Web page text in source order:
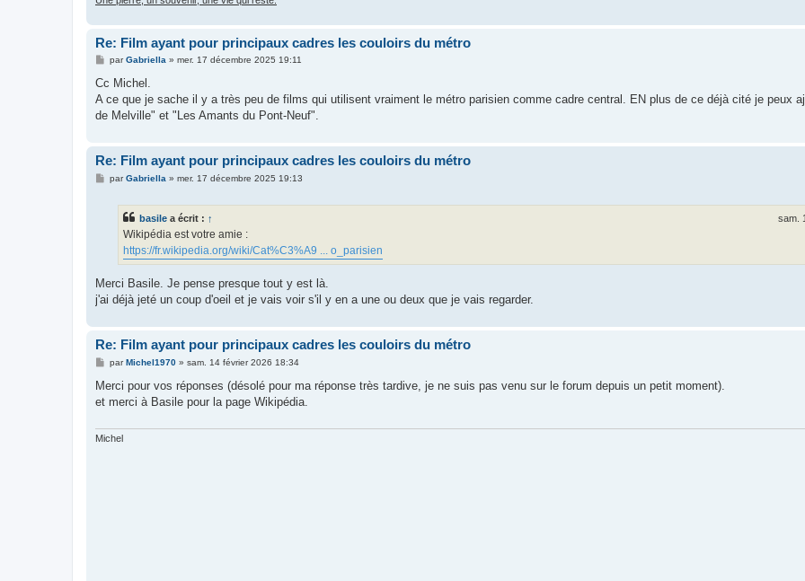
Re: Film ayant pour principaux cadres les couloirs du métro
M
s
a
g
parGabriella » mer. 17 décembre 2025 19:11
Cc Michel.
A ce que je sache il y a très peu de films qui utilisent vraiment le métro parisien comme cadre central. EN plus de ce déjà cité je peux
de Melville" et "Les Amants du Pont-Neuf".
Re: Film ayant pour principaux cadres les couloirs du métro
MparGabriella » mer. 17 décembre 2025 19:13
basile a écrit : ↑ sam.
Wikipédia est votre amie :
https://fr.wikipedia.org/wiki/Cat%C3%A9 ... o_parisien
Merci Basile. Je pense presque tout y est là.
j'ai déjà jeté un coup d'oeil et je vais voir s'il y en a une ou deux que je vais regarder.
Re: Film ayant pour principaux cadres les couloirs du métro
M
s
a
parMichel1970» sam. 14 février 2026 18:34
Merci pour vos réponses (désolé pour ma réponse très tardive, je ne suis pas venu sur le forum depuis un petit moment).
et merci à Basile pour la page Wikipédia.
Michel